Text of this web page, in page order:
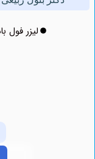
لیزر فول بادی شیراز،